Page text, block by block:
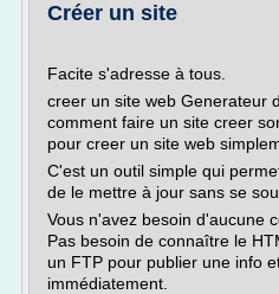
Créer un site
Facite s'adresse à tous.
creer un site web Generateur
comment faire un site creer
pour creer un site web
C'est un outil simple qui
de le mettre à jour sans se
Vous n'avez besoin d'aucune
Pas besoin de connaître le
un FTP pour publier une info
immédiatement.